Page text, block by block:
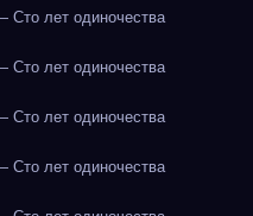
Сто лет одиночества
Сто лет одиночества
Сто лет одиночества
Сто лет одиночества